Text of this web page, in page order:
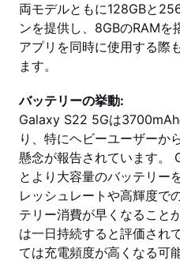
両モデルともに128GBと
ンを提供し、8GBのRAM
アプリを同時に使用する際
ます。
バッテリーの挙動:
Galaxy S22 5Gは
り、特にヘビーユーザーか
懸念が報告されています
とより大容量のバッテリー
レッシュレートや高輝度で
テリー消費が早くなること
は一日持続すると評価され
ては充電頻度が高くなる可